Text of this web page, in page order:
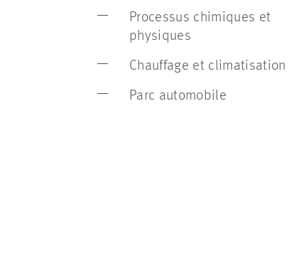
Processus chimiques et
physiques
Chauffage et climatisation
Parc automobile